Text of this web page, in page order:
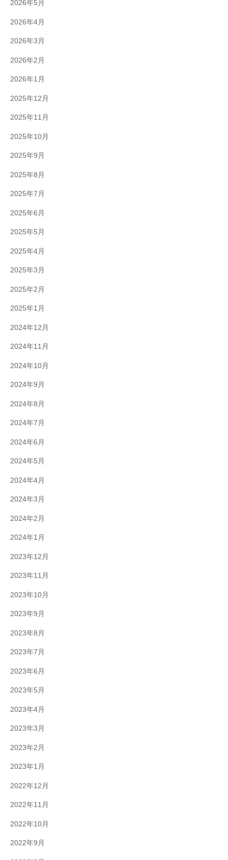
2026年5月
2026年4月
2026年3月
2026年2月
2026年1月
2025年12月
2025年11月
2025年10月
2025年9月
2025年8月
2025年7月
2025年6月
2025年5月
2025年4月
2025年3月
2025年2月
2025年1月
2024年12月
2024年11月
2024年10月
2024年9月
2024年8月
2024年7月
2024年6月
2024年5月
2024年4月
2024年3月
2024年2月
2024年1月
2023年12月
2023年11月
2023年10月
2023年9月
2023年8月
2023年7月
2023年6月
2023年5月
2023年4月
2023年3月
2023年2月
2023年1月
2022年12月
2022年11月
2022年10月
2022年9月